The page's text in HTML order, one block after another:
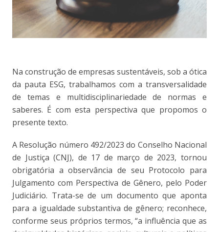
Na construção de empresas sustentáveis, sob a ótica
da pauta ESG, trabalhamos com a transversalidade
de temas e multidisciplinariedade de normas e
saberes. É com esta perspectiva que propomos o
presente texto.
A Resolução número 492/2023 do Conselho Nacional
de Justiça (CNJ), de 17 de março de 2023, tornou
obrigatória a observância de seu Protocolo para
Julgamento com Perspectiva de Gênero, pelo Poder
Judiciário. Trata-se de um documento que aponta
para a igualdade substantiva de gênero; reconhece,
conforme seus próprios termos, “a influência que as